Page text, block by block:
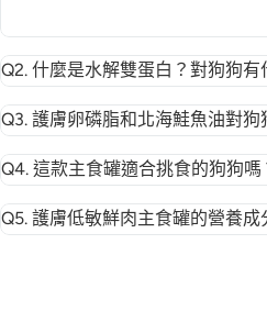
Q2. 什麼是水解雙蛋白？對狗狗有
Q3. 護膚卵磷脂和北海鮭魚油對
Q4. 這款主食罐適合挑食的狗狗嗎
Q5. 護膚低敏鮮肉主食罐的營養成